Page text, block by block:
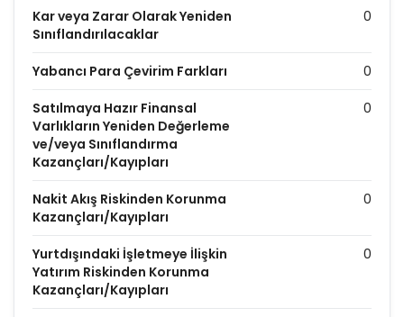
Kar veya Zarar Olarak Yeniden
Sınıflandırılacaklar
0
Yabancı Para Çevirim Farkları 0
Satılmaya Hazır Finansal
Varlıkların Yeniden Değerleme
ve/veya Sınıflandırma
Kazançları/Kayıpları
0
Nakit Akış Riskinden Korunma
Kazançları/Kayıpları
0
Yurtdışındaki İşletmeye İlişkin
Yatırım Riskinden Korunma
Kazançları/Kayıpları
0